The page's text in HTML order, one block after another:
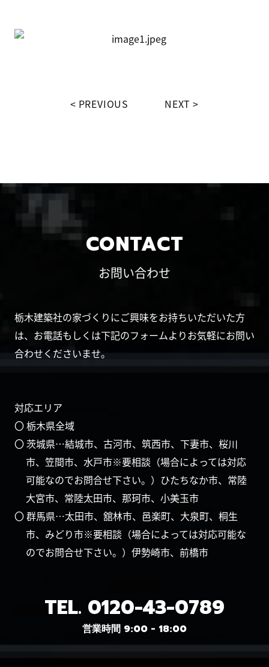
PREVIOUS NEXT
CONTACT
お問い合わせ
栃木建築社の家づくりにご興味をお持ちいただいた方
は、お電話もしくは下記のフォームよりお気軽にお問い
合わせくださいませ。
対応エリア
〇 栃木県全域
〇 茨城県…結城市、古河市、筑西市、下妻市、桜川
市、笠間市、水戸市※要相談（場合によっては対応
可能なのでお問合せ下さい。）ひたちなか市、常陸
大宮市、常陸太田市、那珂市、小美玉市
〇 群馬県…太田市、舘林市、邑楽町、大泉町、桐生
市、みどり市※要相談（場合によっては対応可能な
のでお問合せ下さい。）伊勢崎市、前橋市
TEL. 0120-43-0789
営業時間 9:00 - 18:00